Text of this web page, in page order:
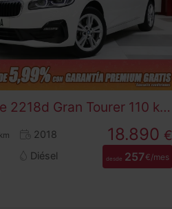
2 218d Gran Tourer 110 kW (150 CV)
km 2018
Diésel
18.890 €
desde 257€/mes